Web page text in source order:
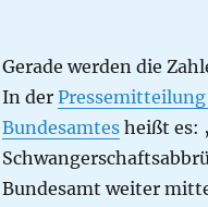
Gerade werden die
In der Pressemitteilung
Bundesamtesheißt es:
Bundesamt weiter